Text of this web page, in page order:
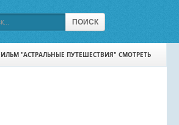
ПОИСК
"АСТРАЛЬНЫЕ ПУТЕШЕСТВИЯ" СМОТРЕТЬ